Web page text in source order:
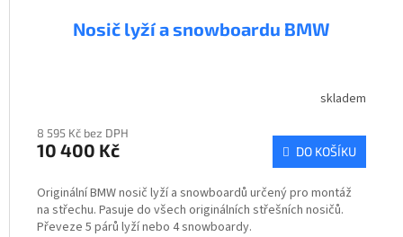
Nosič lyží a snowboardu BMW
skladem
8 595 Kč bez DPH
10 400 Kč DO KOŠÍKU
Originální BMW nosič lyží a snowboardů určený pro montáž
na střechu. Pasuje do všech originálních střešních nosičů.
Převeze 5 párů lyží nebo 4 snowboardy.